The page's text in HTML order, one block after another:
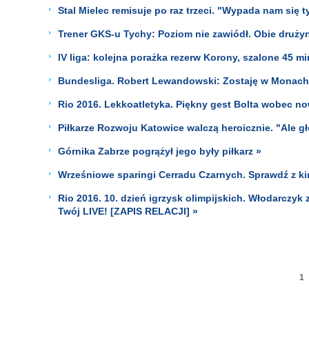
Stal Mielec remisuje po raz trzeci. "Wypada nam się
Trener GKS-u Tychy: Poziom nie zawiódł. Obie
IV liga: kolejna porażka rezerw Korony, szalone 45
Bundesliga. Robert Lewandowski: Zostaję w
Rio 2016. Lekkoatletyka. Piękny gest Bolta wobec
Piłkarze Rozwoju Katowice walczą heroicznie. "Ale
Górnika Zabrze pogrążył jego były piłkarz »
Wrześniowe sparingi Cerradu Czarnych. Sprawdź z
Rio 2016. 10. dzień igrzysk olimpijskich.
Twój LIVE! [ZAPIS RELACJI] »
1